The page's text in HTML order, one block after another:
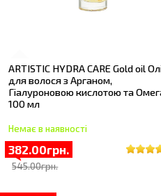
ARTISTIC HYDRA CARE Gold oil
для волося з Арганом,
Гіалуроновою кислотою та
100 мл
Немає в наявності
382.00грн.
545.00грн.